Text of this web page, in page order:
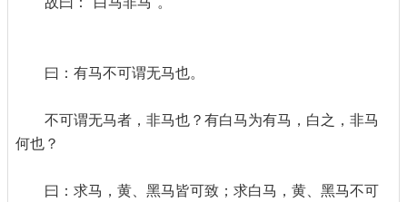
曰：有马不可谓无马也。
不可谓无马者，非马也？有白马为有马，白之，非马
何也？
曰：求马，黄、黑马皆可致；求白马，黄、黑马不可